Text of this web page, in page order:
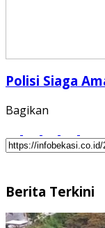
Polisi Siaga
Bagikan
Berita Terkini